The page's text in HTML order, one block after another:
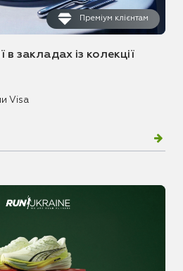
Преміум клієнтам
в закладах із колекції
Visa